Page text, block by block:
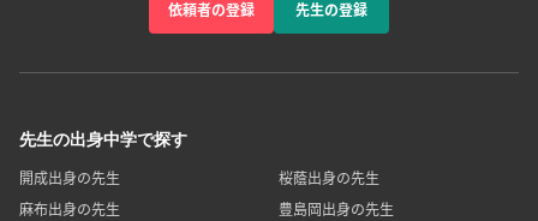
依頼者の登録 先生の登録
先生の出身中学で探す
開成出身の先生
桜蔭出身の先生
麻布出身の先生
豊島岡出身の先生